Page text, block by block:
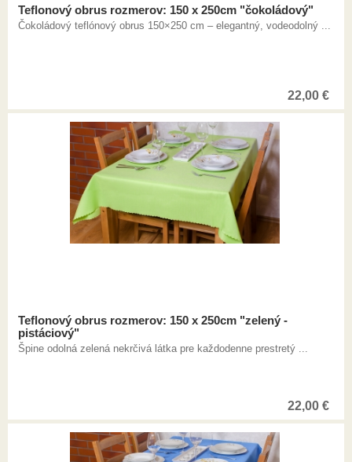
Teflonový obrus rozmerov: 150 x 250cm "čokoládový"
Čokoládový teflónový obrus 150×250 cm – elegantný, vodeodolný ...
22,00 €
Teflonový obrus rozmerov: 150 x 250cm "zelený -
pistáciový"
Špine odolná zelená nekrčivá látka pre každodenne prestretý ...
22,00 €